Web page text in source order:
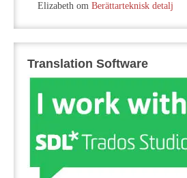
Elizabeth om Berättarteknisk detalj
Translation Software